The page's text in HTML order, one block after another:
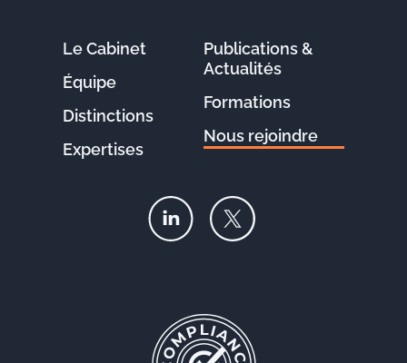
Le Cabinet
Équipe
Distinctions
Expertises
Publications &
Actualités
Formations
Nous rejoindre